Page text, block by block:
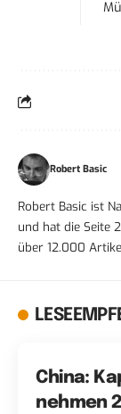
Robert Basic
Robert Basic ist
und hat die Seite
über 12.000
China:
nehmen